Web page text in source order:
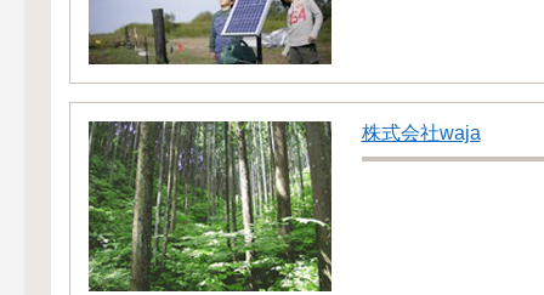
株式会社waja